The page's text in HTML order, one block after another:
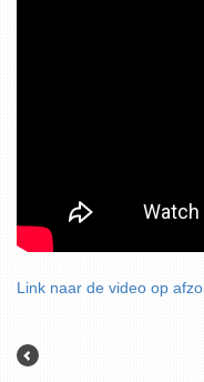
Link naar de video op